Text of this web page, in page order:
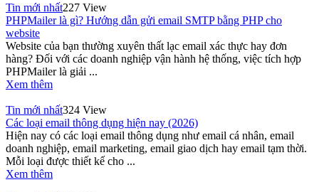
Tin mới nhất227 View
PHPMailer là gì? Hướng dẫn gửi email SMTP bằng PHP cho
website
Website của bạn thường xuyên thất lạc email xác thực hay đơn
hàng? Đối với các doanh nghiệp vận hành hệ thống, việc tích hợp
PHPMailer là giải ...
Xem thêm
Tin mới nhất324 View
Các loại email thông dụng hiện nay (2026)
Hiện nay có các loại email thông dụng như email cá nhân, email
doanh nghiệp, email marketing, email giao dịch hay email tạm thời.
Mỗi loại được thiết kế cho ...
Xem thêm